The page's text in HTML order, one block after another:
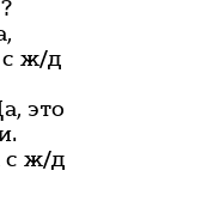
с ж/д
это
с ж/д